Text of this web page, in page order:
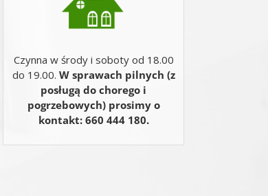
Czynna w środy i soboty od 18.00
do 19.00. W sprawach pilnych (z
posługą do chorego i
pogrzebowych) prosimy o
kontakt: 660 444 180.